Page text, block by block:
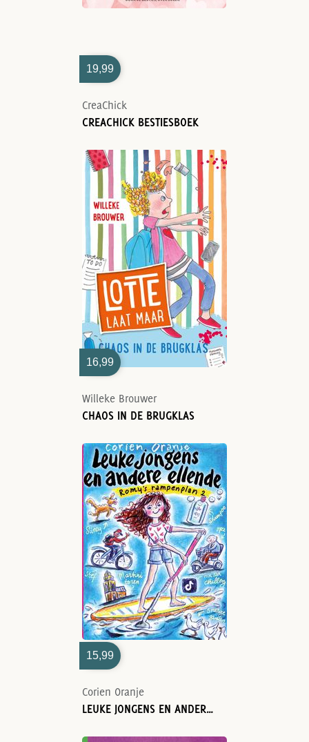
19,99
CreaChick
CREACHICK BESTIESBOEK
16,99
Willeke Brouwer
CHAOS IN DE BRUGKLAS
15,99
Corien Oranje
LEUKE JONGENS EN ANDERE ELLENDE